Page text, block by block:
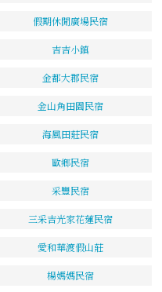
假期休閒廣場民宿
吉吉小鎮
金都大郡民宿
金山角田園民宿
海風田莊民宿
歐鄉民宿
采豐民宿
三采吉光家花蓮民宿
愛和華渡假山莊
楊媽媽民宿